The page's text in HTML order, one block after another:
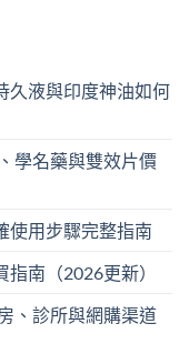
久液與印度神油如何
學名藥與雙效片價
使用步驟完整指南
南（2026更新）
、診所與網購渠道